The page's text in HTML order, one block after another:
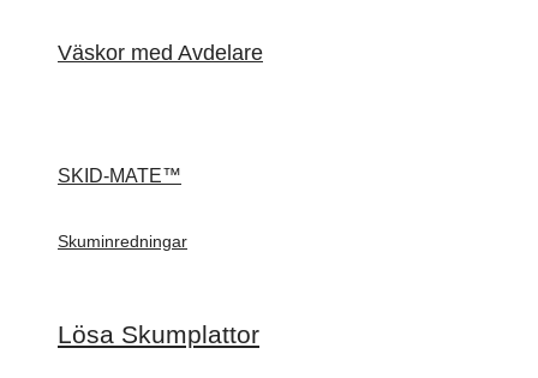
Väskor med Avdelare
SKID-MATE™
Skuminredningar
Lösa Skumplattor